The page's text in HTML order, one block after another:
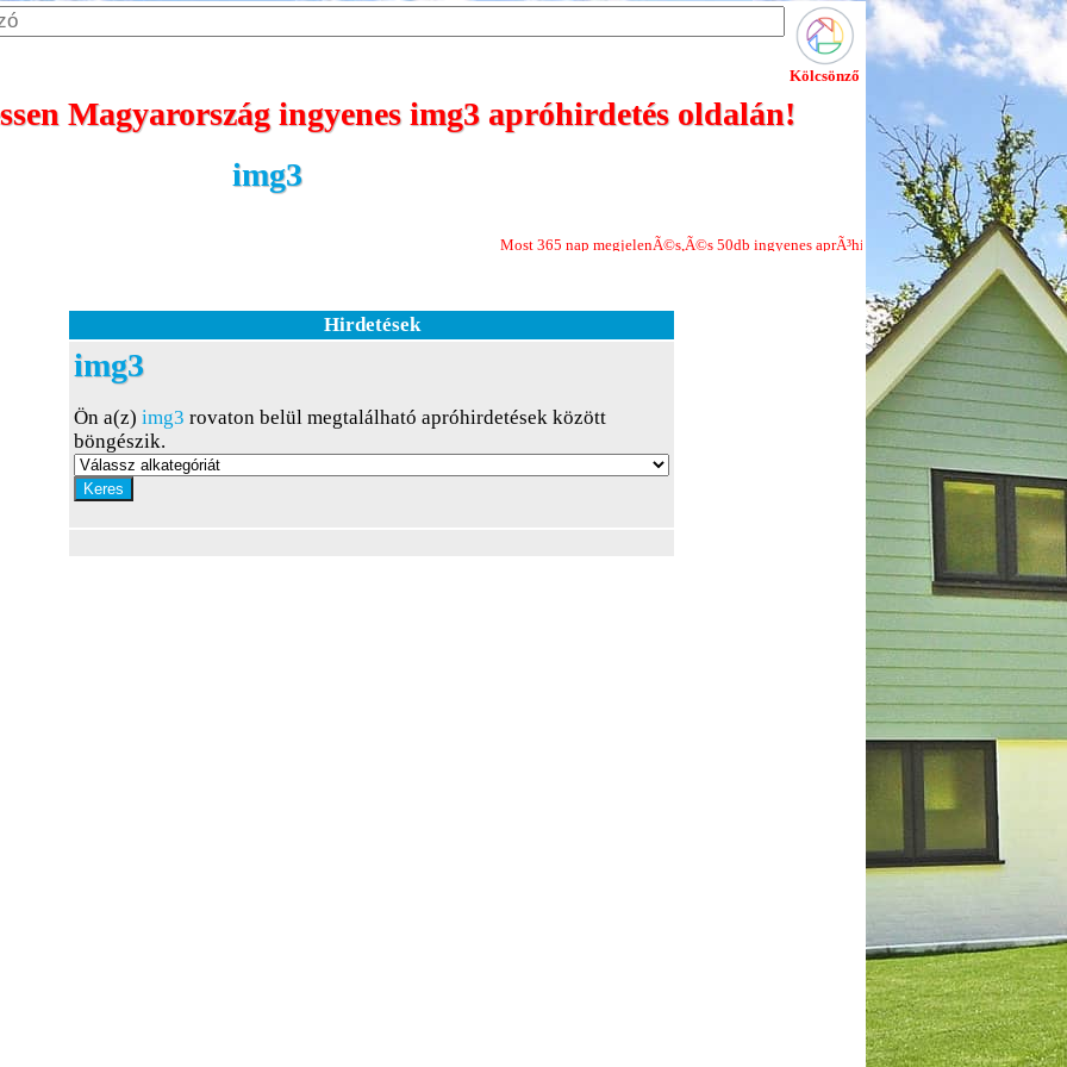
Kölcsönző
Magyarország ingyenes img3 apróhirdetés oldalán!
img3
Most 365 nap megjelenÃ©s,Ã©s 50db ingyenes aprÃ³hirdetÃ©s minden Ãºj
Hirdetések
img3
Ön a(z) img3 rovaton belül megtalálható apróhirdetések között
böngészik.